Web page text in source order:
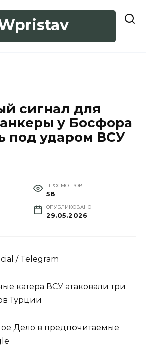
сигнал для
у Босфора
под ударом ВСУ
ПРОСМОТРОВ
58
ОПУБЛИКОВАНО
29.05.2026
/ Telegram
катера ВСУ атаковали три
Турции
Дело в предпочитаемые